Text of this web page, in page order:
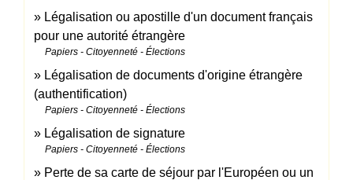
Légalisation ou apostille d'un document français
pour une autorité étrangère
Papiers - Citoyenneté - Élections
Légalisation de documents d'origine étrangère
(authentification)
Papiers - Citoyenneté - Élections
Légalisation de signature
Papiers - Citoyenneté - Élections
Perte de sa carte de séjour par l'Européen ou un